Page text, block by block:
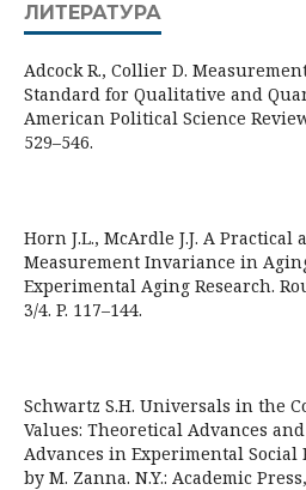
ЛИТЕРАТУРА
Adcock R., Collier D.
Standard for Qualitative and
American Political Science
529–546.
Horn J.L., McArdle J.J. A
Measurement Invariance in
Experimental Aging Research.
3/4. P. 117–144.
Schwartz S.H. Universals in the
Values: Theoretical Advances
Advances in Experimеntal Social
by M. Zanna. N.Y.: Academic Press,